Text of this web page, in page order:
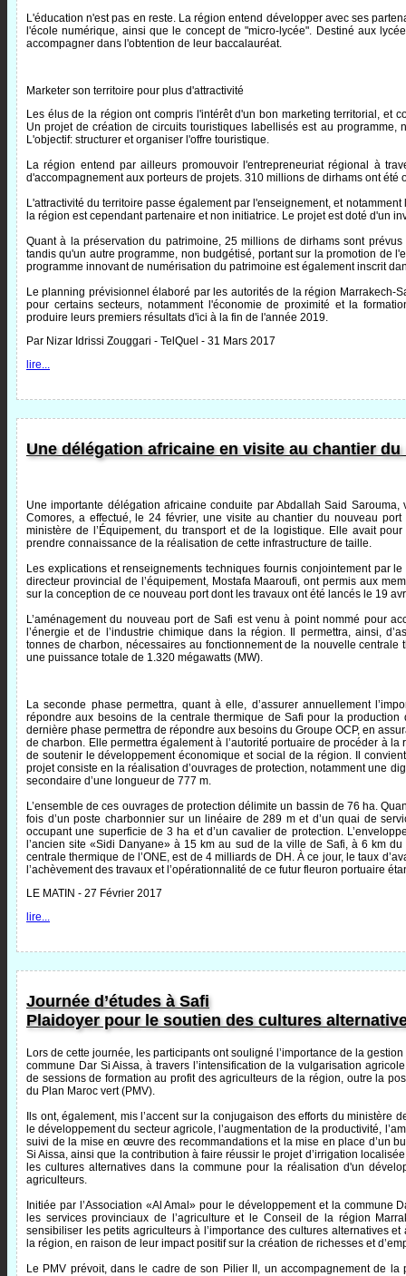
L'éducation n'est pas en reste. La région entend développer avec ses
l'école numérique, ainsi que le concept de "micro-lycée". Destiné aux
accompagner dans l'obtention de leur baccalauréat.
Marketer son territoire pour plus d'attractivité
Les élus de la région ont compris l'intérêt d'un bon marketing territorial, et
Un projet de création de circuits touristiques labellisés est au programme,
L'objectif: structurer et organiser l'offre touristique.
La région entend par ailleurs promouvoir l'entrepreneuriat régional à
d'accompagnement aux porteurs de projets. 310 millions de dirhams ont été
L'attractivité du territoire passe également par l'enseignement, et
la région est cependant partenaire et non initiatrice. Le projet est doté d'un
Quant à la préservation du patrimoine, 25 millions de dirhams sont
tandis qu'un autre programme, non budgétisé, portant sur la promotion de
programme innovant de numérisation du patrimoine est également inscrit
Le planning prévisionnel élaboré par les autorités de la région Marrakech-
pour certains secteurs, notamment l'économie de proximité et la
produire leurs premiers résultats d'ici à la fin de l'année 2019.
Par Nizar Idrissi Zouggari - TelQuel - 31 Mars 2017
lire...
Une délégation africaine en visite au chantier
Une importante délégation africaine conduite par Abdallah Said
Comores, a effectué, le 24 février, une visite au chantier du nouveau
ministère de l’Équipement, du transport et de la logistique. Elle avait
prendre connaissance de la réalisation de cette infrastructure de taille.
Les explications et renseignements techniques fournis conjointement par
directeur provincial de l’équipement, Mostafa Maaroufi, ont permis aux
sur la conception de ce nouveau port dont les travaux ont été lancés le 19
L’aménagement du nouveau port de Safi est venu à point nommé pour
l’énergie et de l’industrie chimique dans la région. Il permettra, ainsi,
tonnes de charbon, nécessaires au fonctionnement de la nouvelle
une puissance totale de 1.320 mégawatts (MW).
La seconde phase permettra, quant à elle, d’assurer annuellement
répondre aux besoins de la centrale thermique de Safi pour la production
dernière phase permettra de répondre aux besoins du Groupe OCP, en
de charbon. Elle permettra également à l’autorité portuaire de procéder à
de soutenir le développement économique et social de la région. Il
projet consiste en la réalisation d’ouvrages de protection, notamment une
secondaire d’une longueur de 777 m.
L’ensemble de ces ouvrages de protection délimite un bassin de 76 ha.
fois d’un poste charbonnier sur un linéaire de 289 m et d’un quai de
occupant une superficie de 3 ha et d’un cavalier de protection.
l’ancien site «Sidi Danyane» à 15 km au sud de la ville de Safi, à 6 km
centrale thermique de l’ONE, est de 4 milliards de DH. À ce jour, le taux
l’achèvement des travaux et l’opérationnalité de ce futur fleuron portuaire
LE MATIN - 27 Février 2017
lire...
Journée d’études à Safi
Plaidoyer pour le soutien des cultures
Lors de cette journée, les participants ont souligné l’importance de la
commune Dar Si Aissa, à travers l’intensification de la vulgarisation
de sessions de formation au profit des agriculteurs de la région, outre la
du Plan Maroc vert (PMV).
Ils ont, également, mis l’accent sur la conjugaison des efforts du ministère
le développement du secteur agricole, l’augmentation de la productivité,
suivi de la mise en œuvre des recommandations et la mise en place d’un
Si Aissa, ainsi que la contribution à faire réussir le projet d’irrigation
les cultures alternatives dans la commune pour la réalisation d'un
agriculteurs.
Initiée par l’Association «Al Amal» pour le développement et la commune
les services provinciaux de l’agriculture et le Conseil de la région
sensibiliser les petits agriculteurs à l’importance des cultures alternatives
la région, en raison de leur impact positif sur la création de richesses et
Le PMV prévoit, dans le cadre de son Pilier II, un accompagnement de